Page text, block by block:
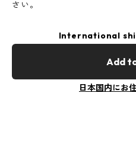
さい。
International
Add
日本国内にお